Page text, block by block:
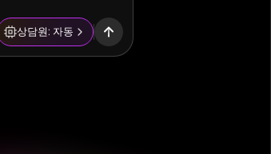
상담원: 자동